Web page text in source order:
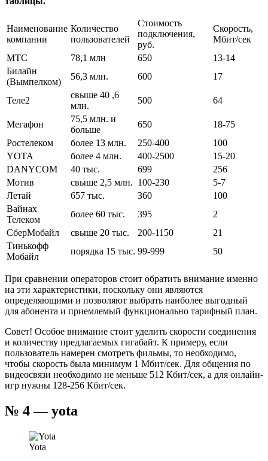
Наименование
компании
Количество
пользователей
Стоимость
подключения,
руб.
Скорость,
Мбит/сек
МТС
78,1 млн 650
13-14
Билайн
(Вымпелком)
56,3 млн. 600 17
Теле2
свыше 40 ,6
млн.
500 64
Мегафон
75,5 млн. и
больше
650
18-75
Ростелеком
более 13 млн. 250-400
100
YOTA
более 4 млн. 400-2500
15-20
DANYCOM
40 тыс. 699
256
Мотив
свыше 2,5 млн. 100-230
5-7
Летай
657 тыс. 360
100
Вайнах
Телеком
более 60 тыс. 395
2
СберМобайл
свыше 20 тыс. 200-1150
21
Тинькофф
Мобайл
порядка 15 тыс. 99-999 50
При сравнении операторов стоит обратить внимание именно
на эти характеристики, поскольку они являются
определяющими и позволяют выбрать наиболее выгодный
для абонента и приемлемый функционально тарифный план.
Совет! Особое внимание стоит уделить скорости соединения
и количеству предлагаемых гигабайт. К примеру, если
пользователь намерен смотреть фильмы, то необходимо,
чтобы скорость была минимум 1 Мбит/сек. Для общения по
видеосвязи необходимо не меньше 512 Кбит/сек, а для онлайн-
игр нужны 128-256 Кбит/сек.
№ 4 — yota
Yota